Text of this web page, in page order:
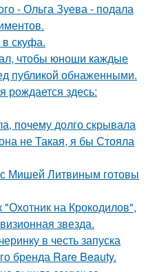
- Ольга Зуева - подала
скуфа.
чтобы юноши каждые
публикой обнаженными.
рождается здесь:
почему долго скрывала
не Такая, я бы Стояла
с Мишей Литвиным готовы
на Крокодилов",
звезда.
в честь запуска
бренда Rare Beauty.